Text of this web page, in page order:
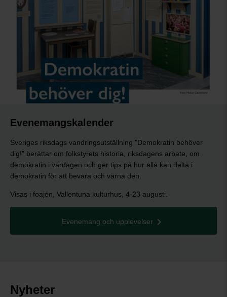
Evenemangskalender
Sveriges riksdags vandringsutställning "Demokratin behöver
dig!" berättar om folkstyrets historia, riksdagens arbete, om
demokratin i vardagen och ger tips på hur alla kan delta i
demokratin för att bevara och värna den.
Visas i foajén, Vallentuna kulturhus, 4-23 augusti.
Evenemang och upplevelser
Nyheter